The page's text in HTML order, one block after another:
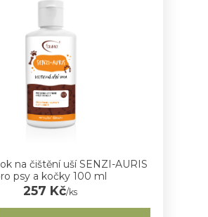
na čištění uší SENZI-AURIS
psy a kočky 100 ml
257 Kč/ks